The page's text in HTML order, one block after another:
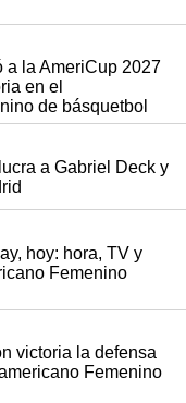
a la AmeriCup 2027
en el
de básquetbol
a Gabriel Deck y
hoy: hora, TV y
Femenino
victoria la defensa
Femenino